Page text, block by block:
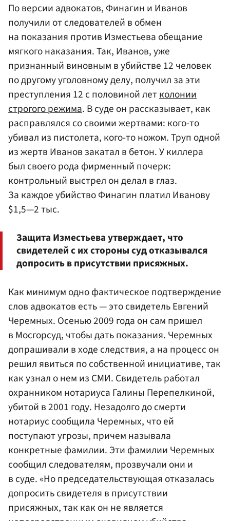
По версии адвокатов, Финагин и Иванов
получили от следователей в обмен
на показания против Изместьева обещание
мягкого наказания. Так, Иванов, уже
признанный виновным в убийстве 12 человек
по другому уголовному делу, получил за эти
преступления 12 с половиной летколонии
строгого режима. В суде он рассказывает, как
расправлялся со своими жертвами: кого-то
убивал из пистолета, кого-то ножом. Труп одной
из жертв Иванов закатал в бетон. У киллера
был своего рода фирменный почерк:
контрольный выстрел он делал в глаз.
За каждое убийство Финагин платил Иванову
$1,5—2 тыс.
Защита Изместьева утверждает, что
свидетелей с их стороны суд отказывался
допросить в присутствии присяжных.
Как минимум одно фактическое подтверждение
слов адвокатов есть — это свидетель Евгений
Черемных. Осенью 2009 года он сам пришел
в Мосгорсуд, чтобы дать показания. Черемных
допрашивали в ходе следствия, а на процесс он
решил явиться по собственной инициативе, так
как узнал о нем из СМИ. Свидетель работал
охранником нотариуса Галины Перепелкиной,
убитой в 2001 году. Незадолго до смерти
нотариус сообщила Черемных, что ей
поступают угрозы, причем называла
конкретные фамилии. Эти фамилии Черемных
сообщил следователям, прозвучали они и
в суде. «Но председательствующая отказалась
допросить свидетеля в присутствии
присяжных, так как он не является